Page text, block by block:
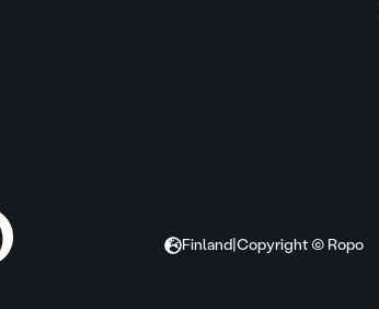
Finland |Copyright © Ropo